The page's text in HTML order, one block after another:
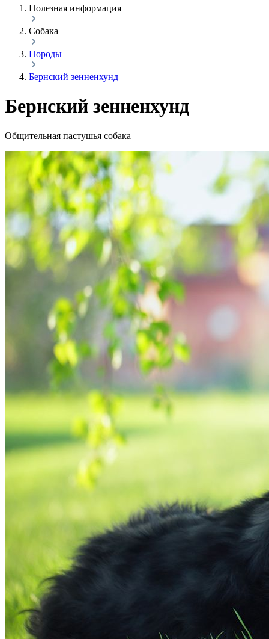
Полезная информация
Собака
Породы
Бернский зенненхунд
Бернский зенненхунд
Общительная пастушья собака